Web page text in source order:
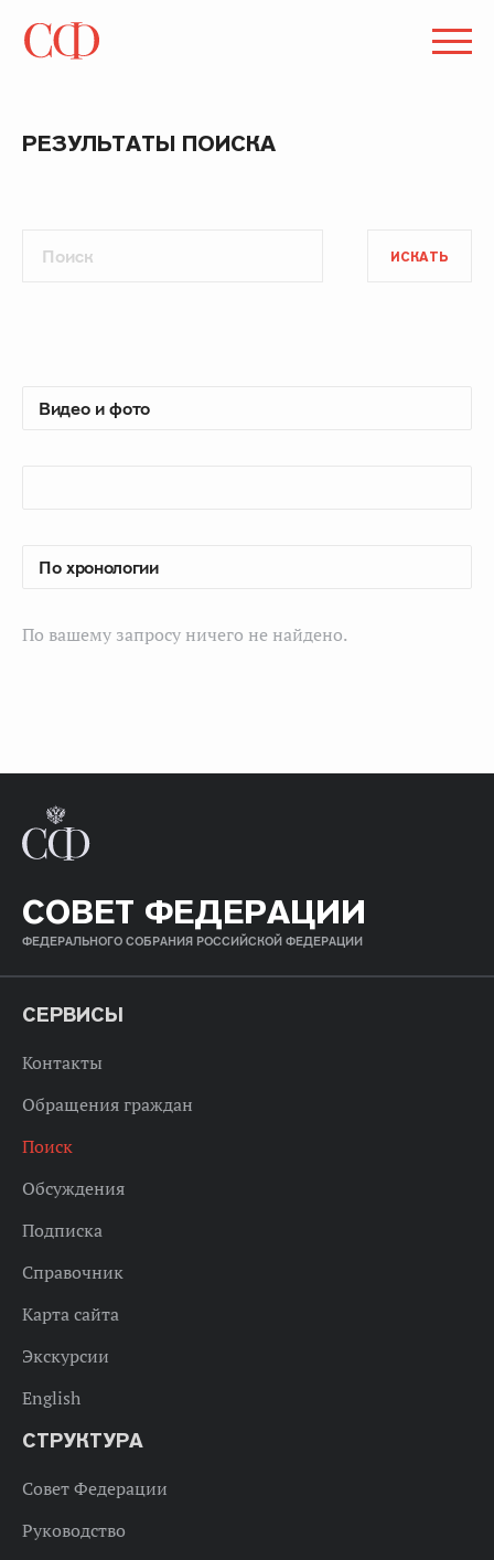
РЕЗУЛЬТАТЫ ПОИСКА
ИСКАТЬ
По вашему запросу ничего не найдено.
СОВЕТ ФЕДЕРАЦИИ
ФЕДЕРАЛЬНОГО СОБРАНИЯ РОССИЙСКОЙ ФЕДЕРАЦИИ
СЕРВИСЫ
Контакты
Обращения граждан
Поиск
Обсуждения
Подписка
Справочник
Карта сайта
Экскурсии
English
СТРУКТУРА
Совет Федерации
Руководство